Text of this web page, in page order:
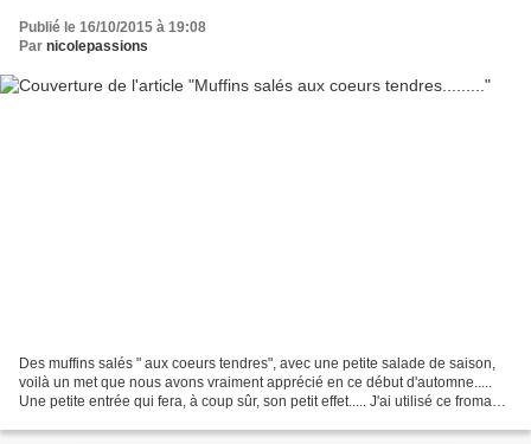
Publié le 16/10/2015 à 19:08
Par nicolepassions
Des muffins salés " aux coeurs tendres", avec une petite salade de saison,
voilà un met que nous avons vraiment apprécié en ce début d'automne.....
Une petite entrée qui fera, à coup sûr, son petit effet..... J'ai utilisé ce fromage